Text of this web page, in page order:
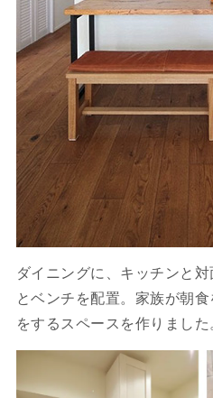
ダイニングに、キッチンと
とベンチを配置。家族が朝
をするスペースを作りました